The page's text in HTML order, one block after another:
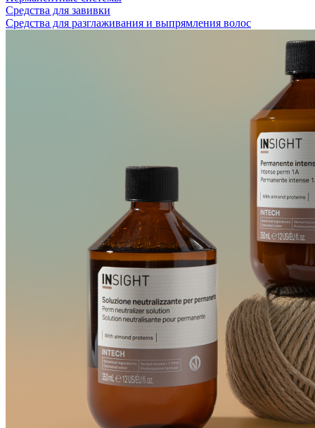
Средства для завивки
Средства для разглаживания и выпрямления волос